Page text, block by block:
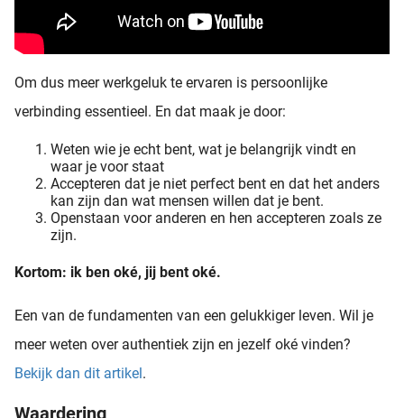
Om dus meer werkgeluk te ervaren is persoonlijke
verbinding essentieel. En dat maak je door:
Weten wie je echt bent, wat je belangrijk vindt en
waar je voor staat
Accepteren dat je niet perfect bent en dat het anders
kan zijn dan wat mensen willen dat je bent.
Openstaan voor anderen en hen accepteren zoals ze
zijn.
Kortom: ik ben oké, jij bent oké.
Een van de fundamenten van een gelukkiger leven. Wil je
meer weten over authentiek zijn en jezelf oké vinden?
Bekijk dan dit artikel.
Waardering